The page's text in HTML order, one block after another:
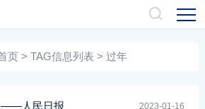
页 > TAG信息列表 > 过年
2023-01-16
——人民日报